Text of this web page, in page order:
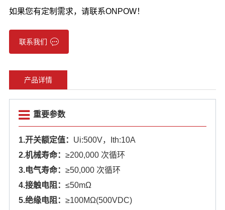
如果您有定制需求，请联系ONPOW！
联系我们
产品详情
重要参数
1.开关额定值： Ui:500V，Ith:10A
2.机械寿命： ≥200,000 次循环
3.电气寿命： ≥50,000 次循环
4.接触电阻： ≤50mΩ
5.绝缘电阻： ≥100MΩ(500VDC)